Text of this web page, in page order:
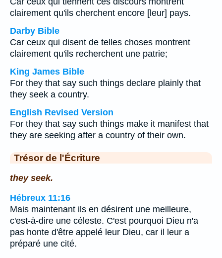
clairement qu'ils cherchent encore [leur] pays.
Darby Bible
Car ceux qui disent de telles choses montrent
clairement qu'ils recherchent une patrie;
King James Bible
For they that say such things declare plainly that
they seek a country.
English Revised Version
For they that say such things make it manifest that
they are seeking after a country of their own.
Trésor de l'Écriture
they seek.
Hébreux 11:16
Mais maintenant ils en désirent une meilleure,
c'est-à-dire une céleste. C'est pourquoi Dieu n'a
pas honte d'être appelé leur Dieu, car il leur a
préparé une cité.